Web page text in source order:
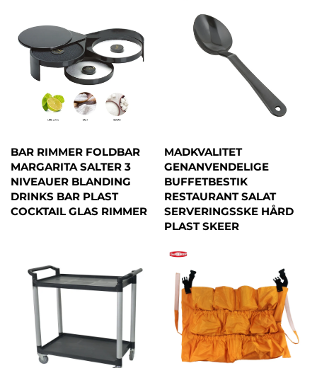
BAR RIMMER FOLDBAR
MARGARITA SALTER 3
NIVEAUER BLANDING
DRINKS BAR PLAST
COCKTAIL GLAS RIMMER
MADKVALITET
GENANVENDELIGE
BUFFETBESTIK
RESTAURANT SALAT
SERVERINGSSKE HÅRD
PLAST SKEER